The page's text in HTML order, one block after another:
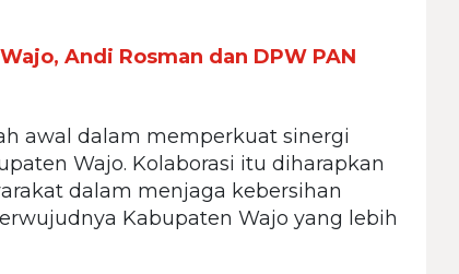
Andi Rosman dan DPW PAN
awal dalam memperkuat sinergi
Wajo. Kolaborasi itu diharapkan
dalam menjaga kebersihan
Kabupaten Wajo yang lebih